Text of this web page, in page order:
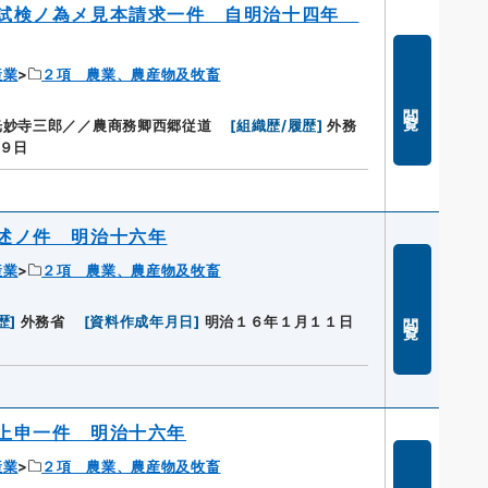
検ノ為メ見本請求一件 自明治十四年
２項 農業、農産物及牧畜
寺三郎／／農商務卿西郷従道 [組織歴/履歴] 外務
日
ノ件 明治十六年
２項 農業、農産物及牧畜
] 外務省 [資料作成年月日] 明治１６年１月１１日
申一件 明治十六年
２項 農業、農産物及牧畜